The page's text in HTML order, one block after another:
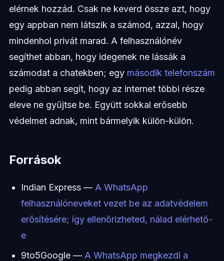
elérnek hozzád. Csak ne keverd össze azt, hogy
egy appban nem látszik a számod, azzal, hogy
mindenhol privát marad. A felhasználónév
segíthet abban, hogy idegenek ne lássák a
számodat a chatekben; egy második telefonszám
pedig abban segít, hogy az internet többi része
eleve ne gyűjtse be. Együtt sokkal erősebb
védelmet adnak, mint bármelyik külön-külön.
Források
Indian Express — A WhatsApp
felhasználóneveket vezet be az adatvédelem
erősítésére; így ellenőrizheted, nálad elérhető-
e
9to5Google — A WhatsApp megkezdi a